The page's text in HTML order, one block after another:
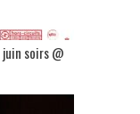
soirs @